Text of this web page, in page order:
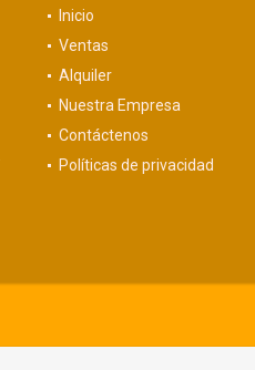
Inicio
Ventas
Alquiler
Nuestra Empresa
Contáctenos
Políticas de privacidad